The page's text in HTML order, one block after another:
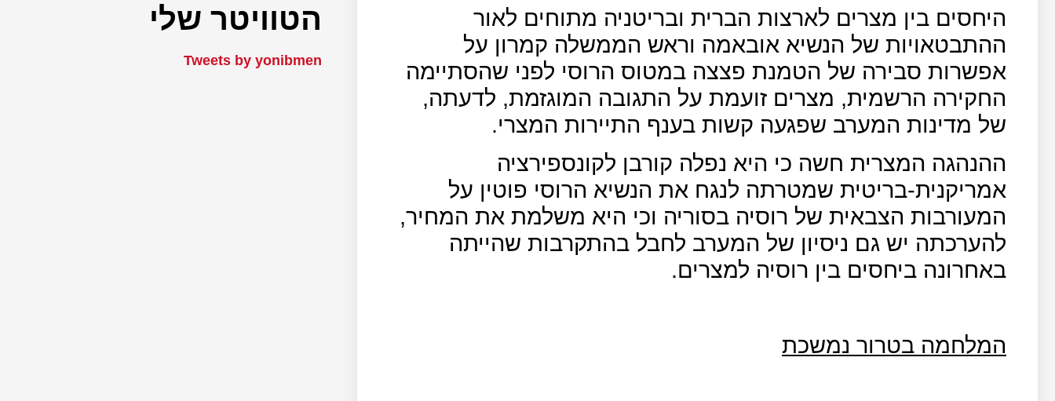
היחסים בין מצרים לארצות הברית ובריטניה מתוחים לאור
ההתבטאויות של הנשיא אובאמה וראש הממשלה קמרון על
אפשרות סבירה של הטמנת פצצה במטוס הרוסי לפני שהסתיימה
החקירה הרשמית, מצרים זועמת על התגובה המוגזמת, לדעתה,
של מדינות המערב שפגעה קשות בענף התיירות המצרי.
ההנהגה המצרית חשה כי היא נפלה קורבן לקונספירציה
אמריקנית-בריטית שמטרתה לנגח את הנשיא הרוסי פוטין על
המעורבות הצבאית של רוסיה בסוריה וכי היא משלמת את המחיר,
להערכתה יש גם ניסיון של המערב לחבל בהתקרבות שהייתה
באחרונה ביחסים בין רוסיה למצרים.
המלחמה בטרור נמשכת
הטוויטר שלי
Tweets by yonibmen